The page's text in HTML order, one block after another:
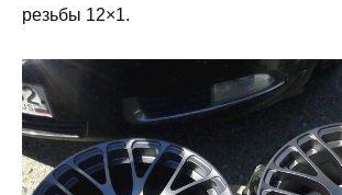
резьбы 12×1.